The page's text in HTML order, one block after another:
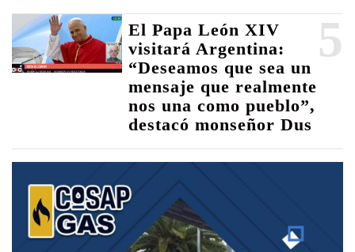
5
El Papa León XIV
visitará Argentina:
“Deseamos que sea un
mensaje que realmente
nos una como pueblo”,
destacó monseñor Dus